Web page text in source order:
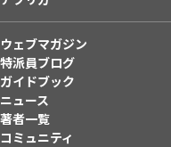
ウェブマガジン
特派員ブログ
ガイドブック
ニュース
著者一覧
コミュニティ